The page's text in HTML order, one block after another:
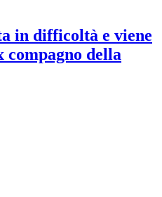
in difficoltà e viene
compagno della